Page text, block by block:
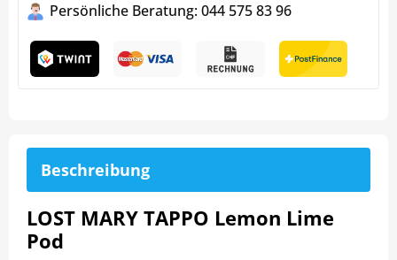
Persönliche Beratung: 044 575 83 96
Beschreibung
LOST MARY TAPPO Lemon Lime
Pod